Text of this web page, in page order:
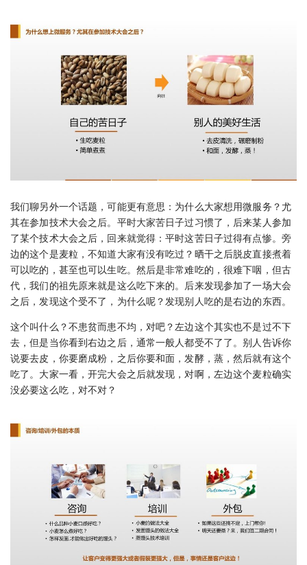
我们聊另外一个话题，可能更有意思：为什么大家想用微服务？尤
其在参加技术大会之后。平时大家苦日子过习惯了，后来某人参加
了某个技术大会之后，回来就觉得：平时这苦日子过得有点惨。旁
边的这个是麦粒，不知道大家有没有吃过？晒干之后脱皮直接煮着
可以吃的，甚至也可以生吃。然后是非常难吃的，很难下咽，但古
代，我们的祖先原来就是这么吃下来的。后来发现参加了一场大会
之后，发现这个受不了，为什么呢？发现别人吃的是右边的东西。
这个叫什么？不患贫而患不均，对吧？左边这个其实也不是过不下
去，但是当你看到右边之后，通常一般人都受不了了。别人告诉你
说要去皮，你要磨成粉，之后你要和面，发酵，蒸，然后就有这个
吃了。大家一看，开完大会之后就发现，对啊，左边这个麦粒确实
没必要这么吃，对不对？